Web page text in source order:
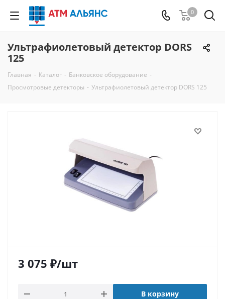
0
Ультрафиолетовый детектор DORS
125
Главная - Каталог - Банковское оборудование -
Просмотровые детекторы - Ультрафиолетовый детектор DORS 125
3 075 ₽/шт
В корзину